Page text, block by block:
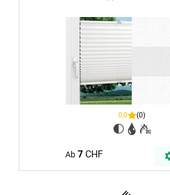
0,0 (0)
Ab 7CHF